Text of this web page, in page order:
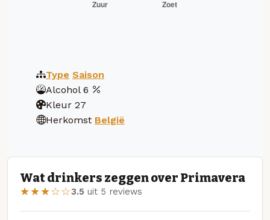
Type Saison
Alcohol 6
Kleur 27
Herkomst België
Wat drinkers zeggen over Primavera
★★★☆☆3.5 uit 5 reviews